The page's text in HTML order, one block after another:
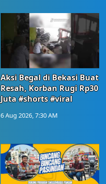
Aksi Begal di Bekasi Buat
Resah, Korban Rugi Rp30
Juta #shorts #viral
6 Aug 2026, 7:30 AM